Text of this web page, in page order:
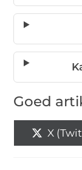
Goed
X